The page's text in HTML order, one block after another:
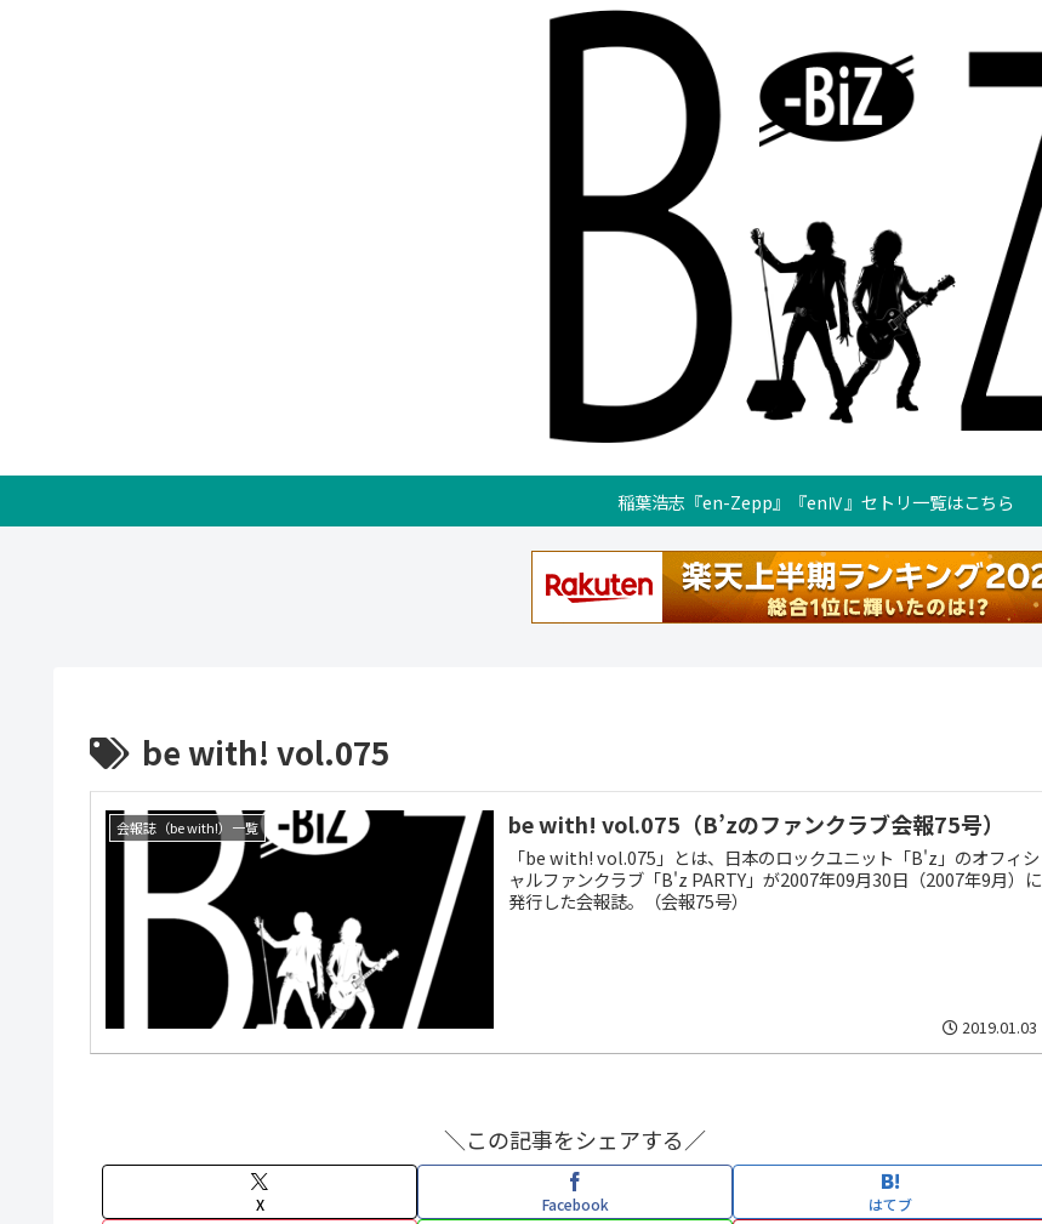
稲葉浩志『en-Zepp』『enⅣ』セトリ一覧はこちら
be with! vol.075
会報誌（be with!）一覧 be with! vol.075（B’zのファンクラブ会報75号）
「be with! vol.075」とは、日本のロックユニット「B'z」のオフィシ
ャルファンクラブ「B'z PARTY」が2007年09月30日（2007年9月）に
発行した会報誌。（会報75号）
2019.01.03
＼この記事をシェアする／
X Facebook はてブ